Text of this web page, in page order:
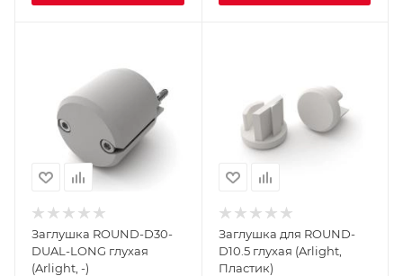
Заглушка ROUND-D30-
DUAL-LONG глухая
(Arlight, -)
Заглушка для ROUND-
D10.5 глухая (Arlight,
Пластик)